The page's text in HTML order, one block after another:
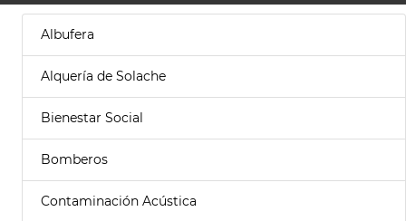
Albufera
Alquería de Solache
Bienestar Social
Bomberos
Contaminación Acústica